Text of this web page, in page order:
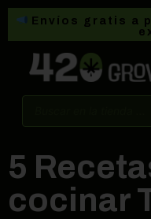
Envíos gratis a
5
cocinar